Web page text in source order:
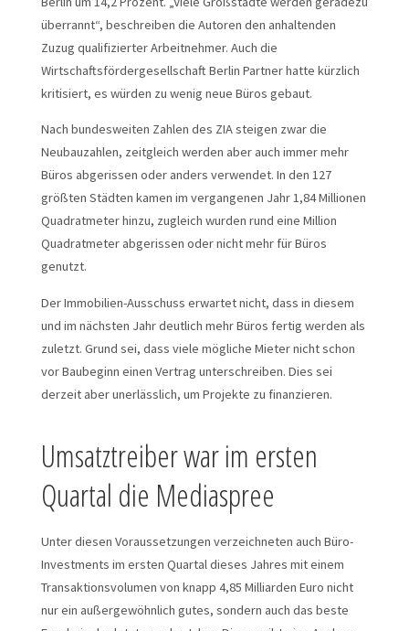
überrannt“, beschreiben die Autoren den anhaltenden
Zuzug qualifizierter Arbeitnehmer. Auch die
Wirtschaftsfördergesellschaft Berlin Partner hatte kürzlich
kritisiert, es würden zu wenig neue Büros gebaut.
Nach bundesweiten Zahlen des ZIA steigen zwar die
Neubauzahlen, zeitgleich werden aber auch immer mehr
Büros abgerissen oder anders verwendet. In den 127
größten Städten kamen im vergangenen Jahr 1,84 Millionen
Quadratmeter hinzu, zugleich wurden rund eine Million
Quadratmeter abgerissen oder nicht mehr für Büros
genutzt.
Der Immobilien-Ausschuss erwartet nicht, dass in diesem
und im nächsten Jahr deutlich mehr Büros fertig werden als
zuletzt. Grund sei, dass viele mögliche Mieter nicht schon
vor Baubeginn einen Vertrag unterschreiben. Dies sei
derzeit aber unerlässlich, um Projekte zu finanzieren.
Umsatztreiber war im ersten
Quartal die Mediaspree
Unter diesen Voraussetzungen verzeichneten auch Büro-
Investments im ersten Quartal dieses Jahres mit einem
Transaktionsvolumen von knapp 4,85 Milliarden Euro nicht
nur ein außergewöhnlich gutes, sondern auch das beste